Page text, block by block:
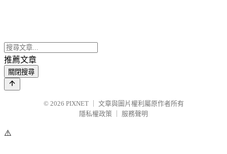
推薦文章
關閉搜尋
© 2026 PIXNET
文章與圖片權利屬原作者所有
隱私權政策
服務聲明
⚠️